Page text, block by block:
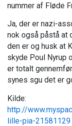
nummer af Fløde
Ja, der er nazi-
nok også påstå at
den er og husk at
skyde Poul Nyrup
er totalt
synes sgu det er
Kilde:
http://
lille-pia-21581129